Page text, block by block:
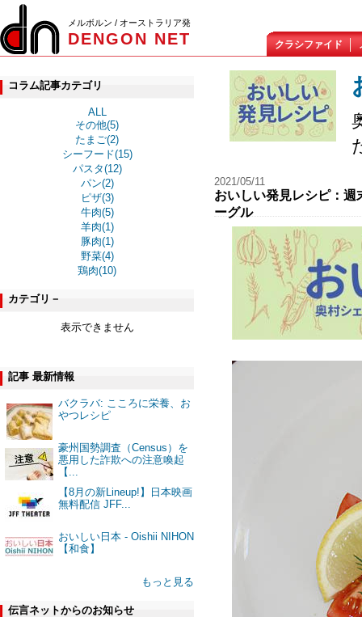
メルボルン / オーストラリア発
DENGON NET クラシファイド
コラム記事カテゴリ
ALL
その他(5)
たまご(2)
シーフード(15)
パスタ(12)
パン(2)
ピザ(3)
牛肉(5)
羊肉(1)
豚肉(1)
野菜(4)
鶏肉(10)
カテゴリ－
表示できません
記事 最新情報
バクラバ: こころに栄養、お
やつレシピ
豪州国勢調査（Census）を
悪用した詐欺への注意喚起
【...
【8月の新Lineup!】日本映画
無料配信 JFF...
おいしい日本 - Oishii NIHON
【和食】
もっと見る
伝言ネットからのお知らせ
2021/05/11
おいしい発見レシピ：
ーグル